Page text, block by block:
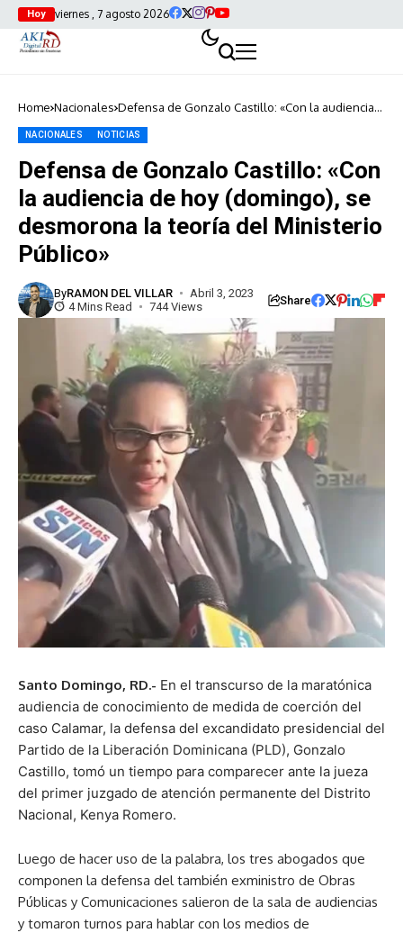
Hoy viernes , 7 agosto 2026
Home Nacionales Defensa de Gonzalo Castillo: «Con la audiencia
Ministerio Público»
NACIONALES NOTICIAS
Defensa de Gonzalo Castillo: «Con
la audiencia de hoy (domingo), se
desmorona la teoría del Ministerio
Público»
ByRAMON DEL VILLAR
Abril 3, 2023
4 Mins Read
744 Views Share
Santo Domingo, RD.- En el transcurso de la maratónica
audiencia de conocimiento de medida de coerción del
caso Calamar, la defensa del excandidato presidencial del
Partido de la Liberación Dominicana (PLD), Gonzalo
Castillo, tomó un tiempo para comparecer ante la jueza
del primer juzgado de atención permanente del Distrito
Nacional, Kenya Romero.
Luego de hacer uso de la palabra, los tres abogados que
componen la defensa del también exministro de Obras
Públicas y Comunicaciones salieron de la sala de audiencias
y tomaron turnos para hablar con los medios de